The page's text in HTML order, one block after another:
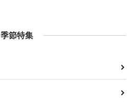
季節特集